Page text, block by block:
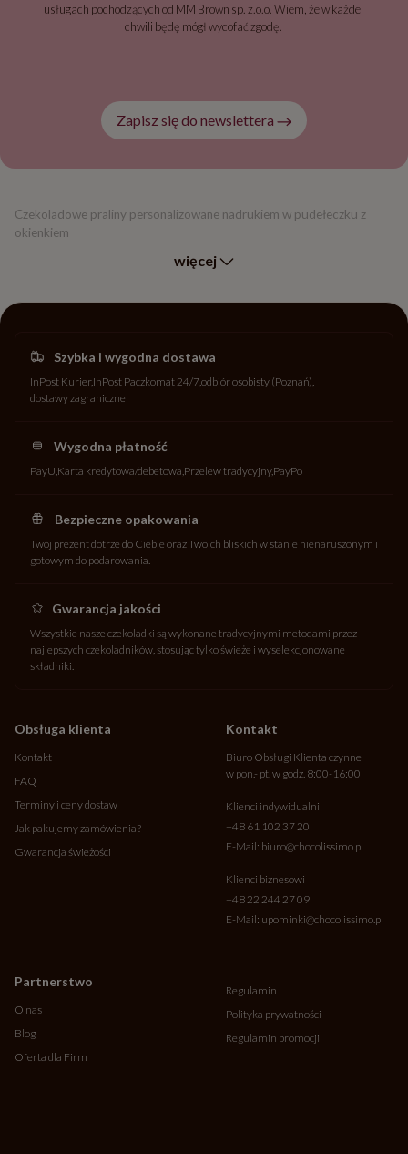
usługach pochodzących od MM Brown sp. z.o.o. Wiem, że w każdej
chwili będę mógł wycofać zgodę.
Zapisz się do newslettera
Czekoladowe praliny personalizowane nadrukiem w pudełeczku z
okienkiem
więcej
Szybka i wygodna dostawa
InPost Kurier InPost Paczkomat 24/7odbiór osobisty (Poznań)
dostawy zagraniczne
Wygodna płatność
PayU Karta kredytowa/debetowa Przelew tradycyjny PayPo
Bezpieczne opakowania
Twój prezent dotrze do Ciebie oraz Twoich bliskich w stanie nienaruszonym i
gotowym do podarowania.
Gwarancja jakości
Wszystkie nasze czekoladki są wykonane tradycyjnymi metodami przez
najlepszych czekoladników, stosując tylko świeże i wyselekcjonowane
składniki.
Obsługa klienta
Kontakt
FAQ
Terminy i ceny dostaw
Jak pakujemy zamówienia?
Gwarancja świeżości
Partnerstwo
O nas
Blog
Oferta dla Firm
Kontakt
Biuro Obsługi Klienta czynne
w pon.- pt. w godz. 8:00-16:00
Klienci indywidualni
+48 61 102 37 20
E-Mail: biuro@chocolissimo.pl
Klienci biznesowi
+48 22 244 27 09
E-Mail: upominki@chocolissimo.pl
Regulamin
Polityka prywatności
Regulamin promocji